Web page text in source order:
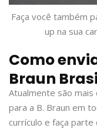
Faça você também
up na sua
Como
Braun
Atualmente são
para a B. Braun em
currículo e faça